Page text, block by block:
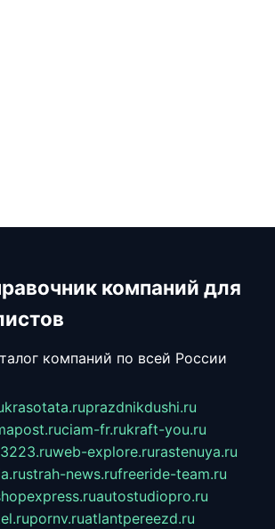
компаний для
компаний по всей России
krasotata.ruprazdnikdushi.ru
ciam-fr.rukraft-you.ru
web-explore.rurastenuya.ru
strah-news.rufreeride-team.ru
autostudiopro.ru
pornv.ruatlantpereezd.ru